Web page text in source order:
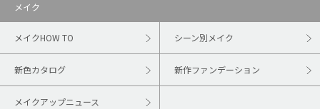
メイク
メイクHOW TO シーン別メイク
新色カタログ 新作ファンデーション
メイクアップニュース